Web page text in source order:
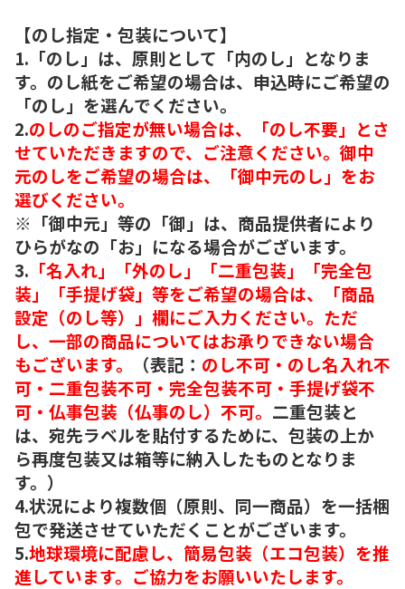
【のし指定・包装について】
1.「のし」は、原則として「内のし」となりま
す。のし紙をご希望の場合は、申込時にご希望の
「のし」を選んでください。
2.のしのご指定が無い場合は、「のし不要」とさ
せていただきますので、ご注意ください。御中
元のしをご希望の場合は、「御中元のし」をお
選びください。
※「御中元」等の「御」は、商品提供者により
ひらがなの「お」になる場合がございます。
3. 「名入れ」「外のし」「二重包装」「完全包
装」「手提げ袋」等をご希望の場合は、「商品
設定（のし等）」欄にご入力ください。ただ
し、一部の商品についてはお承りできない場合
もございます。
（表記： のし不可・のし名入れ不
可・二重包装不可・完全包装不可・手提げ袋不
可・仏事包装（仏事のし）不可。 二重包装と
は、宛先ラベルを貼付するために、包装の上か
ら再度包装又は箱等に納入したものとなりま
す。）
4.状況により複数個（原則、同一商品）を一括梱
包で発送させていただくことがございます。
5.地球環境に配慮し、簡易包装（エコ包装）を推
進しています。ご協力をお願いいたします。